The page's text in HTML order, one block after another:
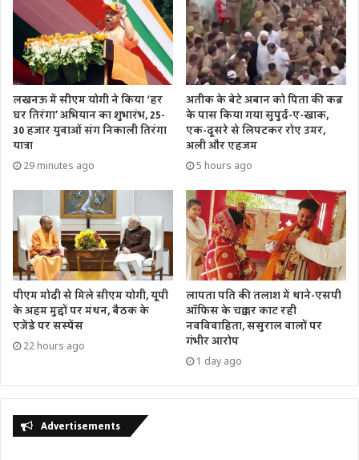
लखनऊ में सीएम योगी ने किया ‘हर
घर तिरंगा’ अभियान का शुभारंभ, 25-
30 हजार युवाओं संग निकाली तिरंगा
यात्रा
29 minutes ago
अतीक के बेटे अबान को पिता की कब्र
के पास किया गया सुपुर्द-ए-खाक,
एक-दूसरे से लिपटकर रोए उमर,
अली और एहजम
5 hours ago
पीएम मोदी से मिले सीएम योगी, यूपी
के अहम मुद्दों पर मंथन, बैठक के
एजेंडे पर सस्पेंस
22 hours ago
लापता पति की तलाश में थाने-एसपी
ऑफिस के चक्कर काट रही
नवविवाहिता, ससुराल वालों पर
गंभीर आरोप
1 day ago
Advertisements